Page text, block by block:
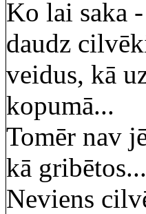
Ko lai saka
daudz
veidus, kā
kopumā...
Tomēr nav
kā
Neviens